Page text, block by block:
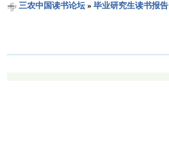
三农中国读书论坛» 毕业研究生读书报告